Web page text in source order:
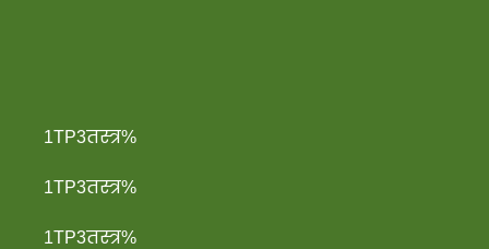
1TP3तस्त्र%
1TP3तस्त्र%
1TP3तस्त्र%